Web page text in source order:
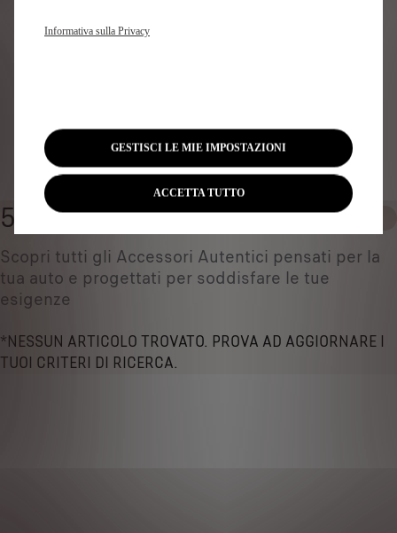
Modello
500 IRIDE ESCOOTER
Scopri tutti gli Accessori Autentici pensati per la
tua auto e progettati per soddisfare le tue
esigenze
*NESSUN ARTICOLO TROVATO. PROVA AD AGGIORNARE I
TUOI CRITERI DI RICERCA.
Informativa sulla Privacy
GESTISCI LE MIE IMPOSTAZIONI
ACCETTA TUTTO